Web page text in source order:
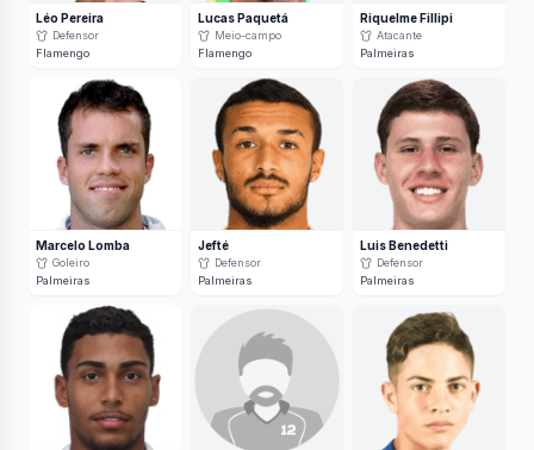
Léo Pereira
Defensor
Flamengo
Lucas Paquetá
Meio-campo
Flamengo
Riquelme Fillipi
Atacante
Palmeiras
Marcelo Lomba
Goleiro
Palmeiras
Jefté
Defensor
Palmeiras
Luis Benedetti
Defensor
Palmeiras